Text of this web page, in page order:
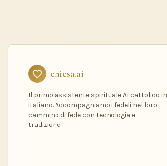
chiesa.ai
Il primo assistente spirituale AI cattolico in
italiano. Accompagniamo i fedeli nel loro
cammino di fede con tecnologia e
tradizione.